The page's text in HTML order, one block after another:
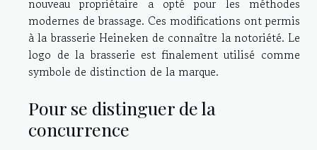
modernes de brassage. Ces modifications ont permis
à la brasserie Heineken de connaître la notoriété. Le
logo de la brasserie est finalement utilisé comme
symbole de distinction de la marque.
Pour se distinguer de la
concurrence